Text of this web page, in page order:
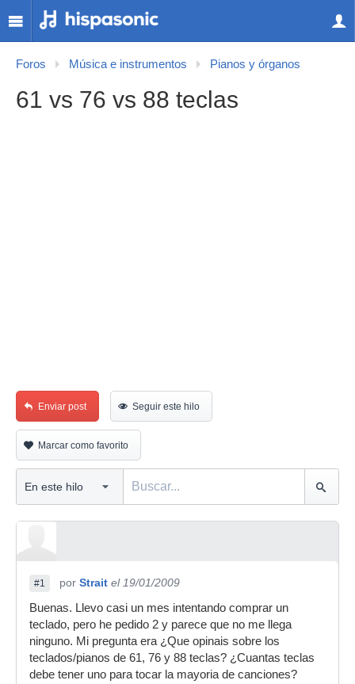
Foros Música e instrumentos Pianos y órganos
61 vs 76 vs 88 teclas
Enviar post Seguir este hilo
Marcar como favorito
#1 por Strait el 19/01/2009
Buenas. Llevo casi un mes intentando comprar un
teclado, pero he pedido 2 y parece que no me llega
ninguno. Mi pregunta era ¿Que opinais sobre los
teclados/pianos de 61, 76 y 88 teclas? ¿Cuantas teclas
debe tener uno para tocar la mayoria de canciones?